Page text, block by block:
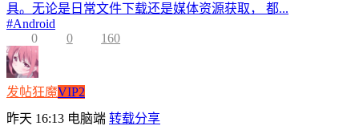
具。无论是日常文件下载还是媒体资源获取， 都...
#Android
0
0 160
发帖狂魔VIP2
昨天 16:13 电脑端 转载分享